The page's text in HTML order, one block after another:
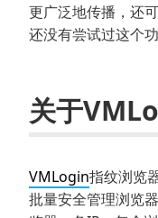
更广泛地传播，还
还没有尝试过这个
关于
VMLogin指纹浏览
批量安全管理浏览